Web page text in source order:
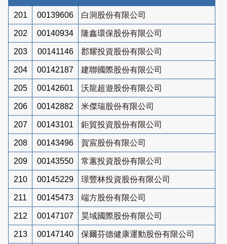
201 00139606 白洞股份有限公司
202 00140934 隆鑫環保股份有限公司
203 00141146 郡耀投資股份有限公司
204 00142187 建聯國際股份有限公司
205 00142601 沃龍超遊股份有限公司
206 00142882 米傑瑞股份有限公司
207 00143101 鉅貿投資股份有限公司
208 00143496 賀宸股份有限公司
209 00143550 常蕙投資股份有限公司
210 00145229 璟豐林投資股份有限公司
211 00145473 端方股份有限公司
212 00147107 昊域國際股份有限公司
213 00147140 保爾芬德健康運動股份有限公司